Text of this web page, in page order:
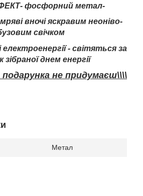
фосфорний метал-
вночі яскравим неоніво-
свічком
електроенергії - світяться за
зібраної днем енергії
не придумаєш\\\\
Метал